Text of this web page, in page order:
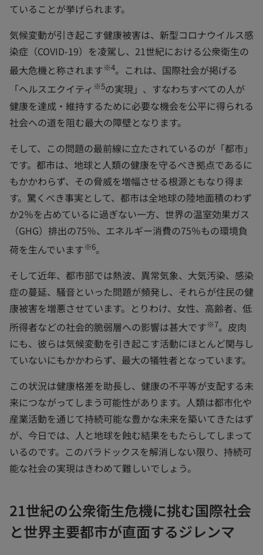
ていることが挙げられます。
気候変動が引き起こす健康被害は、新型コロナウイルス感
染症（COVID-19）を凌駕し、21世紀における公衆衛生の
最大危機と称されます※4。これは、国際社会が掲げる
「ヘルスエクイティ ※5の実現」、すなわちすべての人が
健康を達成・維持するために必要な機会を公平に得られる
社会への道を阻む最大の障壁となります。
そして、この問題の最前線に立たされているのが「都市」
です。都市は、地球と人類の健康を守るべき拠点であるに
もかかわらず、その脅威を増幅させる根源ともなり得ま
す。驚くべき事実として、都市は全地球の陸地面積のわず
か2％を占めているに過ぎない一方、世界の温室効果ガス
（GHG）排出の75％、エネルギー消費の75％もの環境負
荷を生んでいます※6。
そして近年、都市部では熱波、異常気象、大気汚染、感染
症の蔓延、騒音といった問題が頻発し、それらが住民の健
康被害を増悪させています。とりわけ、女性、高齢者、低
所得者などの社会的脆弱層への影響は甚大です※7。皮肉
にも、彼らは気候変動を引き起こす活動にほとんど関与し
ていないにもかかわらず、最大の犠牲者となっています。
この状況は健康格差を助長し、健康の不平等が支配する未
来につながってしまう可能性があります。人類は都市化や
産業活動を通じて持続可能な豊かな未来を築いてきたはず
が、今日では、人と地球を蝕む結果をもたらしてしまって
いるのです。このパラドックスを解消しない限り、持続可
能な社会の実現はきわめて難しいでしょう。
21世紀の公衆衛生危機に挑む国際社会
と世界主要都市が直面するジレンマ